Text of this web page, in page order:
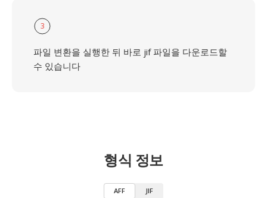
3
파일 변환을 실행한 뒤 바로 jif 파일을 다운로드할
수 있습니다
형식 정보
AFF JIF